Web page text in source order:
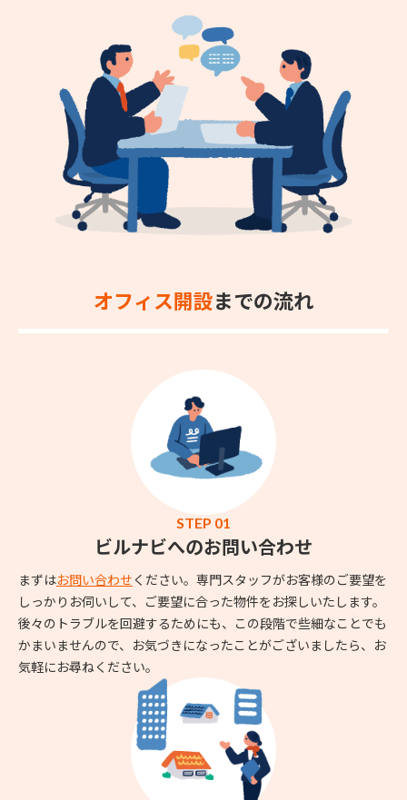
オフィス開設までの流れ
STEP 01
ビルナビへのお問い合わせ
まずはお問い合わせ ください。専門スタッフがお客様のご要望を
しっかりお伺いして、ご要望に合った物件をお探しいたします。
後々のトラブルを回避するためにも、この段階で些細なことでも
かまいませんので、お気づきになったことがございましたら、お
気軽にお尋ねください。